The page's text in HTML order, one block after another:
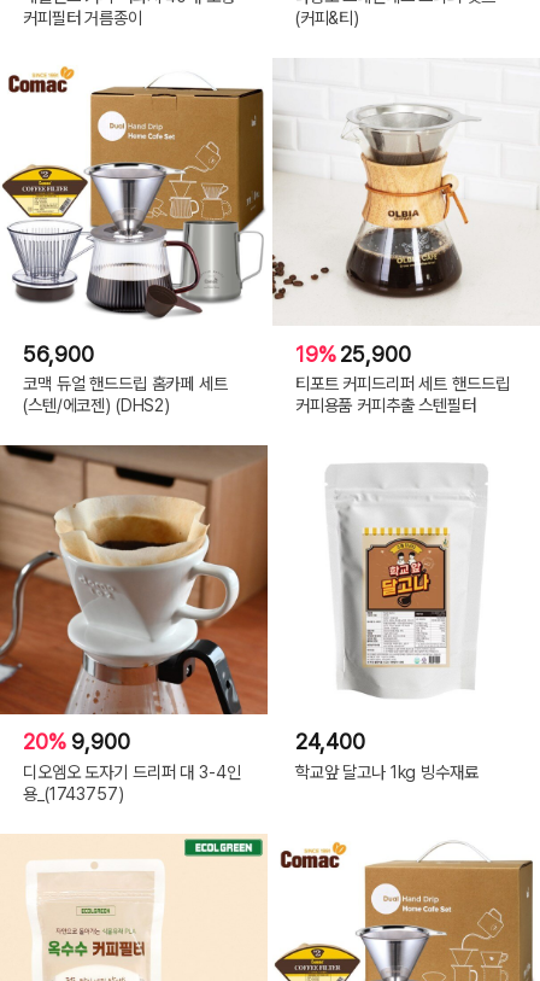
커피필터 거름종이
(커피&티)
56,900
코맥 듀얼 핸드드립 홈카페 세트
(스텐/에코젠) (DHS2)
19%25,900
티포트 커피드리퍼 세트 핸드드립
커피용품 커피추출 스텐필터
20% 9,900
디오엠오 도자기 드리퍼 대 3-4인
용_(1743757)
24,400
학교앞 달고나 1kg 빙수재료